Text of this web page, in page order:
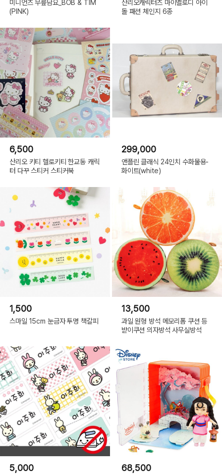
미니언즈 무릎담요_BOB & TIM
(PINK)
산리오캐릭터즈 마이멜로디 아이
돌 패션 체인지 6종
6,500
산리오 키티 헬로키티 한교동 캐릭
터 다꾸 스티커 스티커북
299,000
앤플린 클래식 24인치 수화물용-
화이트(white)
1,500
스마일 15cm 눈금자 투명 책갈피
13,500
과일 원형 방석 메모리폼 쿠션 등
받이쿠션 의자방석 사무실방석
5,000 68,500